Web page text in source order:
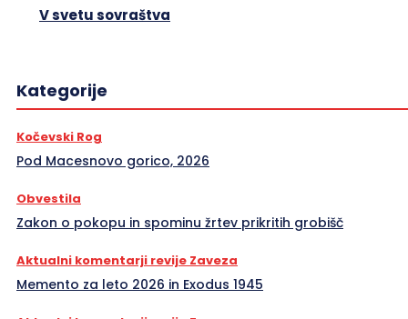
V svetu sovraštva
Kategorije
Kočevski Rog
Pod Macesnovo gorico, 2026
Obvestila
Zakon o pokopu in spominu žrtev prikritih grobišč
Aktualni komentarji revije Zaveza
Memento za leto 2026 in Exodus 1945